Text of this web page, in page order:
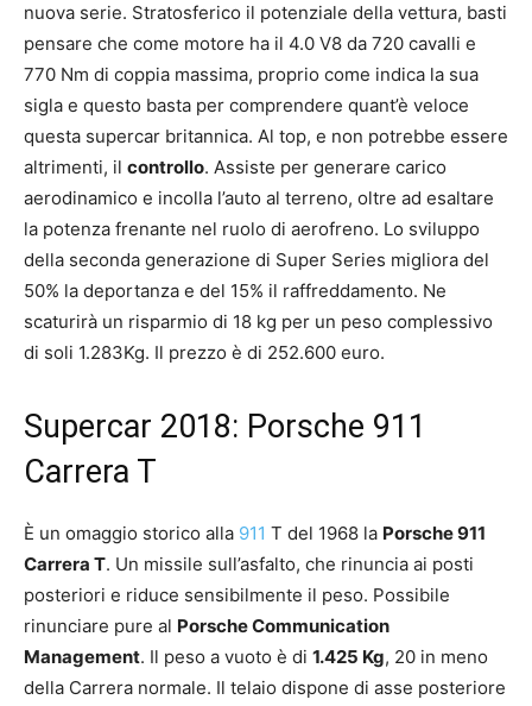
nuova serie. Stratosferico il potenziale della vettura, basti
pensare che come motore ha il 4.0 V8 da 720 cavalli e
770 Nm di coppia massima, proprio come indica la sua
sigla e questo basta per comprendere quant’è veloce
questa supercar britannica. Al top, e non potrebbe essere
altrimenti, il controllo. Assiste per generare carico
aerodinamico e incolla l’auto al terreno, oltre ad esaltare
la potenza frenante nel ruolo di aerofreno. Lo sviluppo
della seconda generazione di Super Series migliora del
50% la deportanza e del 15% il raffreddamento. Ne
scaturirà un risparmio di 18 kg per un peso complessivo
di soli 1.283Kg. Il prezzo è di 252.600 euro.
Supercar 2018: Porsche 911
Carrera T
È un omaggio storico alla 911 T del 1968 la Porsche 911
Carrera T. Un missile sull’asfalto, che rinuncia ai posti
posteriori e riduce sensibilmente il peso. Possibile
rinunciare pure al Porsche Communication
Management. Il peso a vuoto è di 1.425 Kg, 20 in meno
della Carrera normale. Il telaio dispone di asse posteriore